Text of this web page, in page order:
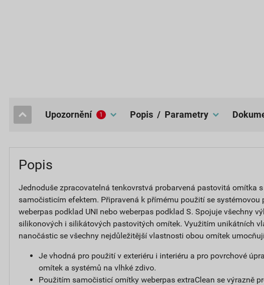
popis / Parametry
upozornění 1
Popis
Jednoduše zpracovatelná tenkovrstvá probarvená pastovitá omítka
samočisticím efektem. Připravená k přímému použití se systémovou
weberpas podklad UNI nebo weberpas podklad S. Spojuje všechny
silikonových i silikátových pastovitých omítek. Využitím unikátních
nanočástic se všechny nejdůležitější vlastnosti obou omítek
Je vhodná pro použití v exteriéru i interiéru a pro povrchové
omítek a systémů na vlhké zdivo.
Použitím samočisticí omítky weberpas extraClean se výrazně